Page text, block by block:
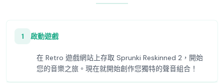
1 啟動遊戲
在 Retro 遊戲網站上存取 Sprunki Reskinned 2，開始
您的音樂之旅。現在就開始創作您獨特的聲音組合！